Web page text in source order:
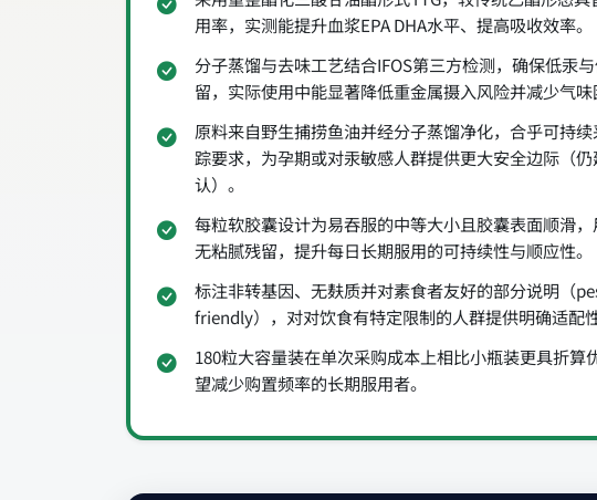
用率，实测能提升血浆EPA DHA水平、提高吸收效率。
分子蒸馏与去味工艺结合IFOS第三方检测，确保低汞
留，实际使用中能显著降低重金属摄入风险并减少气味
原料来自野生捕捞鱼油并经分子蒸馏净化，合乎可持
踪要求，为孕期或对汞敏感人群提供更大安全边际（
认）。
每粒软胶囊设计为易吞服的中等大小且胶囊表面顺滑
无粘腻残留，提升每日长期服用的可持续性与顺应性。
标注非转基因、无麸质并对素食者友好的部分说明（
friendly），对对饮食有特定限制的人群提供明确适配性
180粒大容量装在单次采购成本上相比小瓶装更具折算
望减少购置频率的长期服用者。